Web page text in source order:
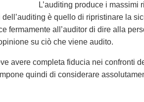
L’auditing produce i massimi
è quello di ripristinare la
fermamente all’auditor di dire alla
su ciò che viene audito.
avere completa fiducia nei confronti
quindi di considerare